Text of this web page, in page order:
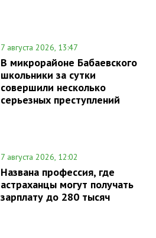
7 августа 2026, 13:47
В микрорайоне Бабаевского
школьники за сутки
совершили несколько
серьезных преступлений
7 августа 2026, 12:02
Названа профессия, где
астраханцы могут получать
зарплату до 280 тысяч